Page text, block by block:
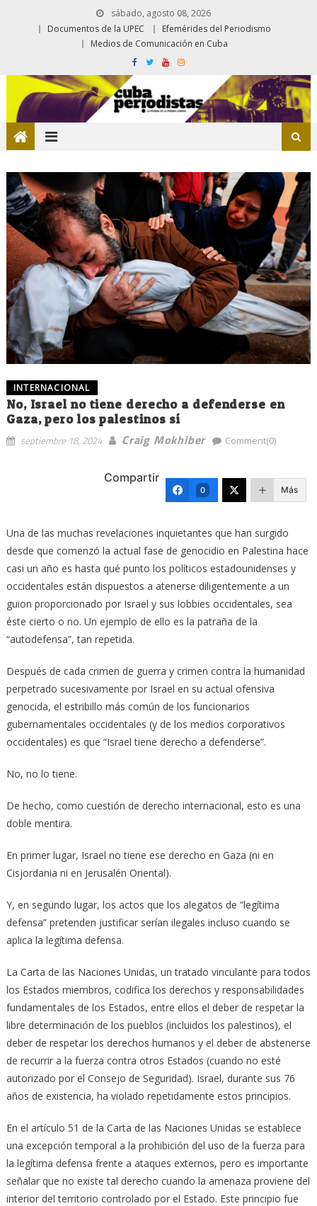
sábado, agosto 08, 2026
Documentos de la UPEC
Efemérides del Periodismo
Medios de Comunicación en Cuba
INTERNACIONAL
No, Israel no tiene derecho a defenderse en
Gaza, pero los palestinos sí
septiembre 18, 2024 Craig Mokhiber Comment(0)
Compartir
0 Más
Una de las muchas revelaciones inquietantes que han surgido
desde que comenzó la actual fase de genocidio en Palestina hace
casi un año es hasta qué punto los políticos estadounidenses y
occidentales están dispuestos a atenerse diligentemente a un
guion proporcionado por Israel y sus lobbies occidentales, sea
éste cierto o no. Un ejemplo de ello es la patraña de la
“autodefensa”, tan repetida.
Después de cada crimen de guerra y crimen contra la humanidad
perpetrado sucesivamente por Israel en su actual ofensiva
genocida, el estribillo más común de los funcionarios
gubernamentales occidentales (y de los medios corporativos
occidentales) es que “Israel tiene derecho a defenderse”.
No, no lo tiene.
De hecho, como cuestión de derecho internacional, esto es una
doble mentira.
En primer lugar, Israel no tiene ese derecho en Gaza (ni en
Cisjordania ni en Jerusalén Oriental).
Y, en segundo lugar, los actos que los alegatos de “legítima
defensa” pretenden justificar serían ilegales incluso cuando se
aplica la legítima defensa.
La Carta de las Naciones Unidas, un tratado vinculante para todos
los Estados miembros, codifica los derechos y responsabilidades
fundamentales de los Estados, entre ellos el deber de respetar la
libre determinación de los pueblos (incluidos los palestinos), el
deber de respetar los derechos humanos y el deber de abstenerse
de recurrir a la fuerza contra otros Estados (cuando no esté
autorizado por el Consejo de Seguridad). Israel, durante sus 76
años de existencia, ha violado repetidamente estos principios.
En el artículo 51 de la Carta de las Naciones Unidas se establece
una excepción temporal a la prohibición del uso de la fuerza para
la legítima defensa frente a ataques externos, pero es importante
señalar que no existe tal derecho cuando la amenaza proviene del
interior del territorio controlado por el Estado. Este principio fue